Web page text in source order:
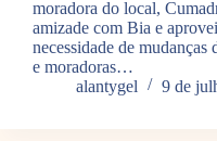
moradora do local,
amizade com Bia e
necessidade de mudanças
e moradoras…
alantygel
9 de